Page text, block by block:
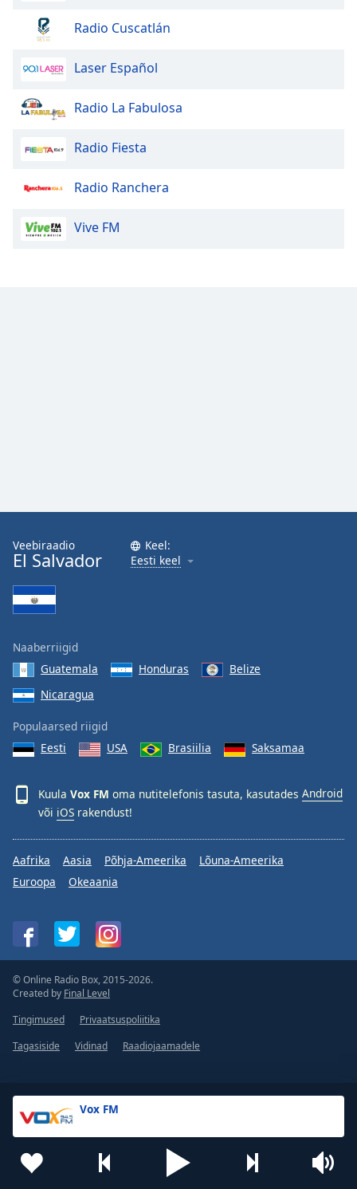
Vox FM
Radio Cuscatlán
Laser Español
Radio La Fabulosa
Radio Fiesta
Radio Ranchera
Vive FM
Veebiraadio
El Salvador
Keel:
Eesti keel
Naaberriigid
Guatemala
Honduras
Belize
Nicaragua
Populaarsed riigid
Eesti
USA Brasiilia Saksamaa
Kuula Vox FM oma nutitelefonis tasuta, kasutades Android
või iOS rakendust!
Aafrika Aasia Põhja-Ameerika
Lõuna-Ameerika
Euroopa
Okeaania
© Online Radio Box, 2015-2026.
Created by Final Level
Tingimused
Privaatsuspoliitika
Tagasiside
Vidinad Raadiojaamadele